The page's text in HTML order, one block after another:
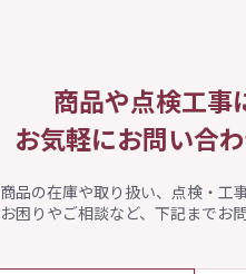
商品や点検工事
お気軽にお問い合
商品の在庫や取り扱い、点検・工
お困りやご相談など、下記までお